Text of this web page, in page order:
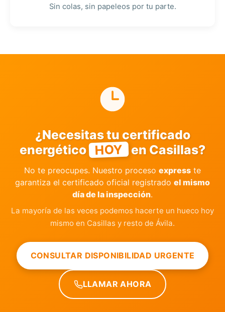
Sin colas, sin papeleos por tu parte.
¿Necesitas tu certificado
energético HOY en Casillas?
No te preocupes. Nuestro proceso express te
garantiza el certificado oficial registrado el mismo
día de la inspección.
La mayoría de las veces podemos hacerte un hueco hoy
mismo en Casillas y resto de Ávila.
CONSULTAR DISPONIBILIDAD URGENTE
LLAMAR AHORA